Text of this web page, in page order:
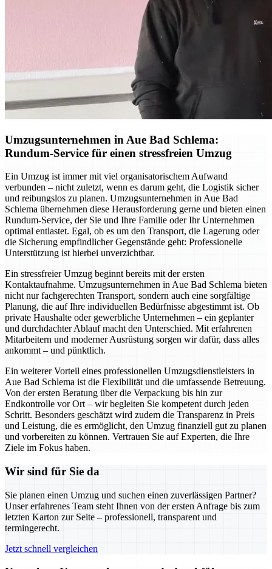
Umzugsunternehmen in Aue Bad Schlema:
Rundum-Service für einen stressfreien Umzug
Ein Umzug ist immer mit viel organisatorischem Aufwand
verbunden – nicht zuletzt, wenn es darum geht, die Logistik sicher
und reibungslos zu planen. Umzugsunternehmen in Aue Bad
Schlema übernehmen diese Herausforderung gerne und bieten einen
Rundum-Service, der Sie und Ihre Familie oder Ihr Unternehmen
optimal entlastet. Egal, ob es um den Transport, die Lagerung oder
die Sicherung empfindlicher Gegenstände geht: Professionelle
Unterstützung ist hierbei unverzichtbar.
Ein stressfreier Umzug beginnt bereits mit der ersten
Kontaktaufnahme. Umzugsunternehmen in Aue Bad Schlema bieten
nicht nur fachgerechten Transport, sondern auch eine sorgfältige
Planung, die auf Ihre individuellen Bedürfnisse abgestimmt ist. Ob
private Haushalte oder gewerbliche Unternehmen – ein geplanter
und durchdachter Ablauf macht den Unterschied. Mit erfahrenen
Mitarbeitern und moderner Ausrüstung sorgen wir dafür, dass alles
ankommt – und pünktlich.
Ein weiterer Vorteil eines professionellen Umzugsdienstleisters in
Aue Bad Schlema ist die Flexibilität und die umfassende Betreuung.
Von der ersten Beratung über die Verpackung bis hin zur
Endkontrolle vor Ort – wir begleiten Sie kompetent durch jeden
Schritt. Besonders geschätzt wird zudem die Transparenz in Preis
und Leistung, die es ermöglicht, den Umzug finanziell gut zu planen
und vorbereiten zu können. Vertrauen Sie auf Experten, die Ihre
Ziele im Fokus haben.
Wir sind für Sie da
Sie planen einen Umzug und suchen einen zuverlässigen Partner?
Unser erfahrenes Team steht Ihnen von der ersten Anfrage bis zum
letzten Karton zur Seite – professionell, transparent und
termingerecht.
Jetzt schnell vergleichen